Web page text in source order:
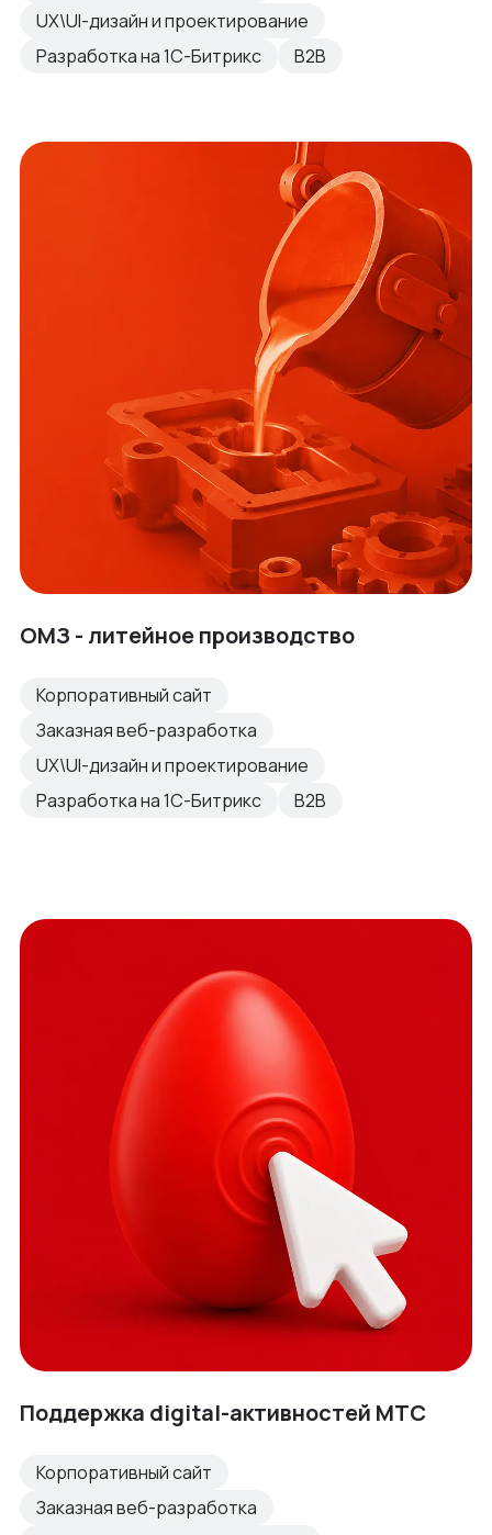
UX\UI-дизайн и проектирование
Разработка на 1С-Битрикс
B2B
ОМЗ - литейное производство
Корпоративный сайт
Заказная веб-разработка
UX\UI-дизайн и проектирование
Разработка на 1С-Битрикс
B2B
Поддержка digital-активностей МТС
Корпоративный сайт
Заказная веб-разработка